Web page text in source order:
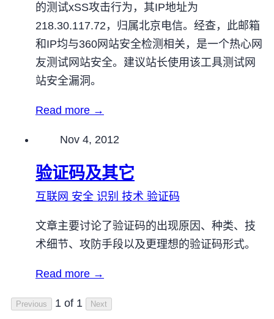
的测试xSS攻击行为，其IP地址为
218.30.117.72，归属北京电信。经查，此邮箱
和IP均与360网站安全检测相关，是一个热心网
友测试网站安全。建议站长使用该工具测试网
站安全漏洞。
Read more →
Published on
Nov 4, 2012
验证码及其它
互联网 安全 识别 技术 验证码
文章主要讨论了验证码的出现原因、种类、技
术细节、攻防手段以及更理想的验证码形式。
Read more →
Previous 1 of 1 Next